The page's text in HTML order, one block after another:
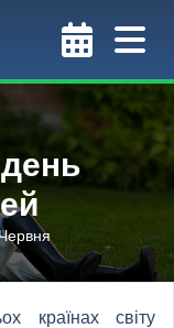
країнах світу